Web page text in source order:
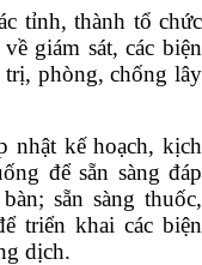
tỉnh, thành tổ chức
giám sát, các biện
trị, phòng, chống lây
nhật kế hoạch, kịch
để sẵn sàng đáp
sẵn sàng thuốc,
triển khai các biện
dịch.